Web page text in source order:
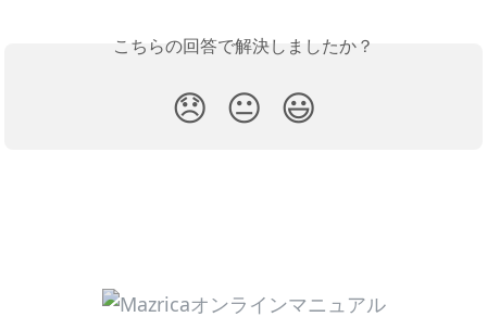
こちらの回答で解決しましたか？
😞 😐 😃